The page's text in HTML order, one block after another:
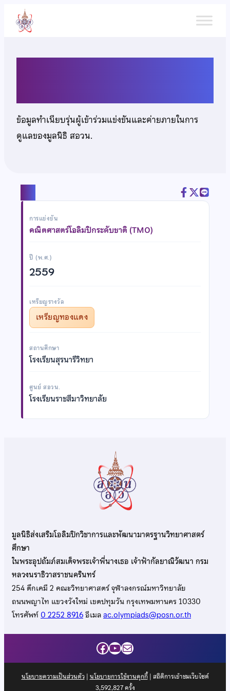
เนื้อหา
ข้อมูลทำเนียบรุ่นผู้เข้าร่วมแข่งขันและค่ายภายในการ
ดูแลของมูลนิธิ สอวน.
การแข่งขัน
คณิตศาสตร์โอลิมปิกระดับชาติ (TMO)
ปี (พ.ศ.)
2559
เหรียญรางวัล
เหรียญทองแดง
สถานศึกษา
โรงเรียนสุรนารีวิทยา
ศูนย์ สอวน.
โรงเรียนราชสีมาวิทยาลัย
มูลนิธิส่งเสริมโอลิมปิกวิชาการและพัฒนามาตรฐานวิทยาศาสตร์
ศึกษา
ในพระอุปถัมภ์สมเด็จพระเจ้าพี่นางเธอ เจ้าฟ้ากัลยาณิวัฒนา กรม
หลวงนราธิวาสราชนครินทร์
254 ตึกเคมี 2 คณะวิทยาศาสตร์ จุฬาลงกรณ์มหาวิทยาลัย
ถนนพญาไท แขวงวังใหม่ เขตปทุมวัน กรุงเทพมหานคร 10330
โทรศัพท์0 2252 8916อีเมลac.olympiads@posn.or.th
Facebook
YouTube
Mail
นโยบายความเป็นส่วนตัว| นโยบายการใช้งานคุกกี้| สถิติการเข้าชมเว็บไซต์
3,592,827ครั้ง